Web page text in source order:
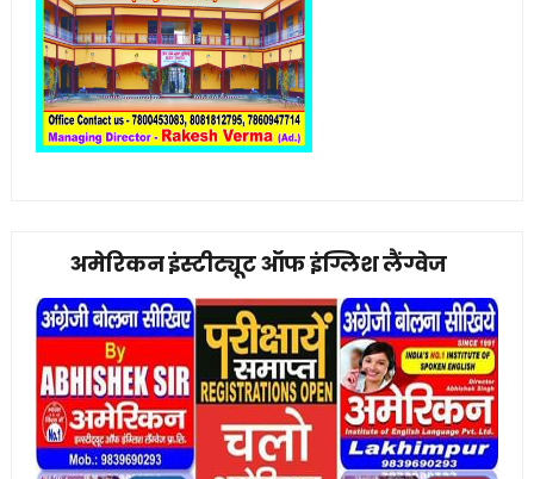
अमेरिकन इंस्टीट्यूट ऑफ इंग्लिश लैंग्वेज